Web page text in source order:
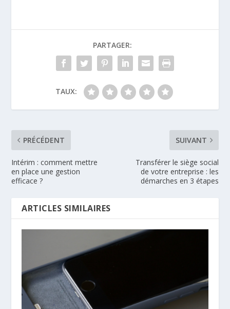
PARTAGER:
TAUX:
PRÉCÉDENT
Intérim : comment mettre
en place une gestion
efficace ?
SUIVANT
Transférer le siège social
de votre entreprise : les
démarches en 3 étapes
ARTICLES SIMILAIRES